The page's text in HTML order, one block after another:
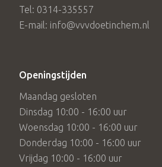
Tel: 0314-335557
E-mail: info@vvvdoetinchem.nl
Openingstijden
Maandag gesloten
Dinsdag 10:00 - 16:00 uur
Woensdag 10:00 - 16:00 uur
Donderdag 10:00 - 16:00 uur
Vrijdag 10:00 - 16:00 uur